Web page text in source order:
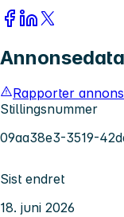
Annonsedata
Rapporter
Stillingsnummer
09aa38e3-3519-
Sist endret
18. juni 2026